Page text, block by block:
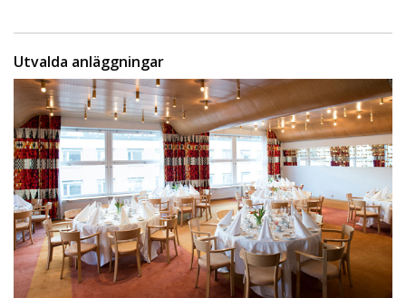
Utvalda anläggningar